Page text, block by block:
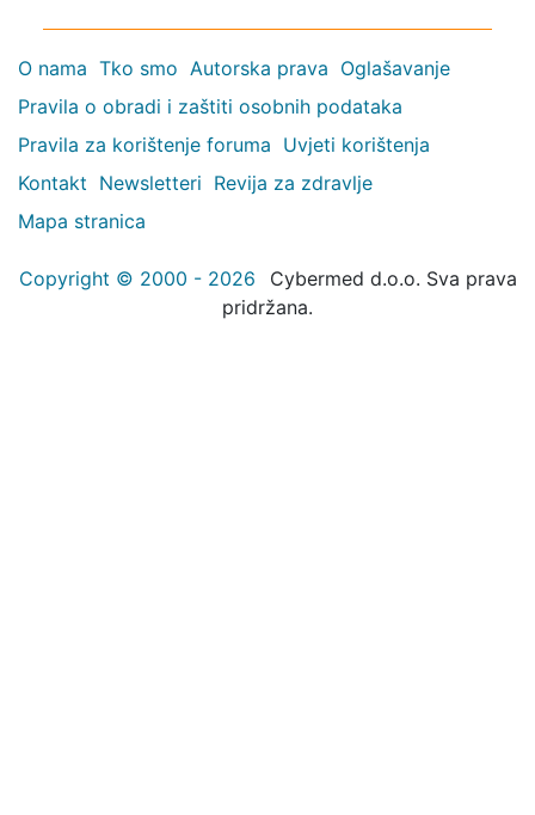
O nama Tko smo Autorska prava Oglašavanje
Pravila o obradi i zaštiti osobnih podataka
Pravila za korištenje foruma Uvjeti korištenja
Kontakt Newsletteri Revija za zdravlje
Mapa stranica
Copyright © 2000 - 2026
Cybermed d.o.o. Sva prava
pridržana.